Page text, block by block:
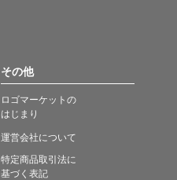
その他
ロゴマーケットの
はじまり
運営会社について
特定商品取引法に
基づく表記